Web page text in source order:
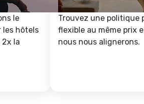
le
les hôtels
2x la
Trouvez une politique
flexible au même prix
nous nous alignerons.